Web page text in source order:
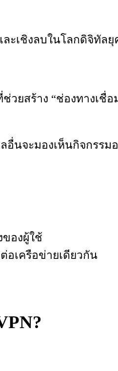
ะเชิงลบในโลกดิจิทัลยุ
วยสร้าง “ช่องทางเชื่
นจะมองเห็นกิจกรรม
องผู้ใช้
อเครือข่ายเดียวกัน